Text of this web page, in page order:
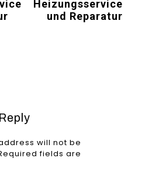
Heizungsservice
und Reparatur
will not be
fields are